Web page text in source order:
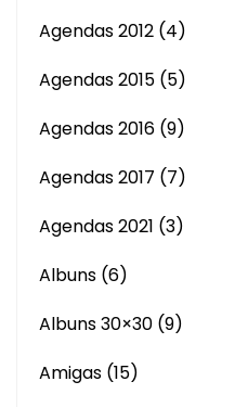
Agendas 2012 (4)
Agendas 2015 (5)
Agendas 2016 (9)
Agendas 2017 (7)
Agendas 2021 (3)
Albuns (6)
Albuns 30×30 (9)
Amigas (15)